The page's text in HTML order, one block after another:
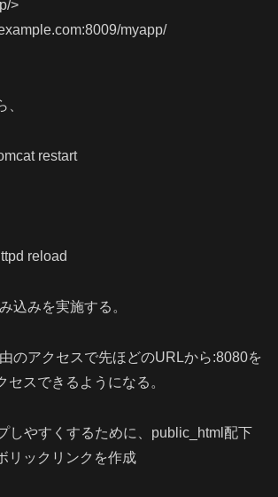
>
myapp/
restart
reload
込みを実施する。
のアクセスで先ほどのURLから:8080を
セスできるようになる。
しやすくするために、public_html配下
リックリンクを作成